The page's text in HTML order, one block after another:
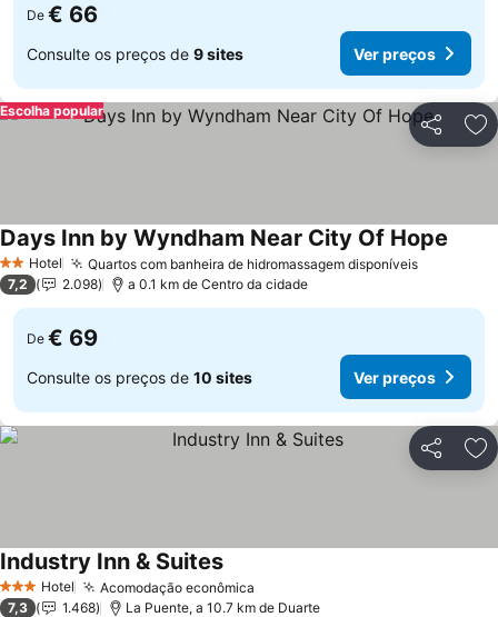
De € 66
Consulte os preços de 9 sites Ver preços
Partilhar
Escolha popular
2 Estrelas
Hotel Quartos com banheira de hidromassagem disponíveisVer
Days Inn by Wyndham Near City Of Hope
7,2 2.098 a 0.1 km de Centro da cidade
De € 69
Consulte os preços de 10 sites Ver preços
Partilhar
3 EstrelasHotel Acomodação econômica
Industry Inn & SuitesVer preços
7,3 1.468 La Puente, a 10.7 km de Duarte